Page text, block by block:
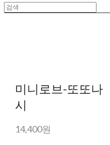
미니로브-또또나
시
14,400원